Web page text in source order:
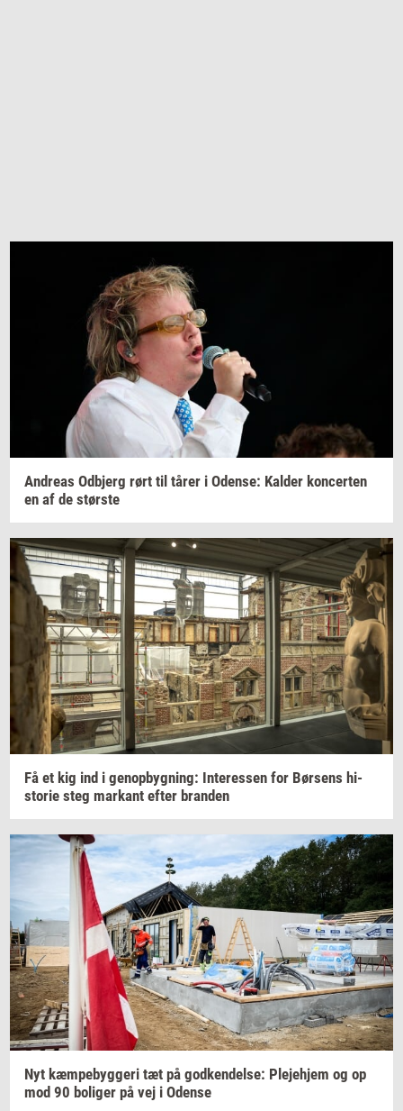
An­dreas Od­b­jerg rørt til tårer i Oden­se: Kal­der kon­cer­ten
en af de stør­ste
Få et kig ind i genop­byg­ning: In­ter­es­sen for Bør­sens hi­
sto­rie steg mar­kant efter bran­den
Nyt kæm­pe­byg­ge­ri tæt på god­ken­del­se: Ple­je­hjem og op
mod 90 bo­li­ger på vej i Oden­se